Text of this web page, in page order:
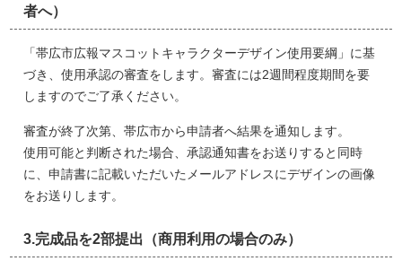
者へ）
「帯広市広報マスコットキャラクターデザイン使用要綱」に基
づき、使用承認の審査をします。審査には2週間程度期間を要
しますのでご了承ください。
審査が終了次第、帯広市から申請者へ結果を通知します。
使用可能と判断された場合、承認通知書をお送りすると同時
に、申請書に記載いただいたメールアドレスにデザインの画像
をお送りします。
3.完成品を2部提出（商用利用の場合のみ）